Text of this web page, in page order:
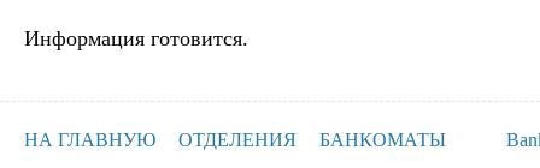
Информация готовится.
НА ГЛАВНУЮ ОТДЕЛЕНИЯ БАНКОМАТЫ